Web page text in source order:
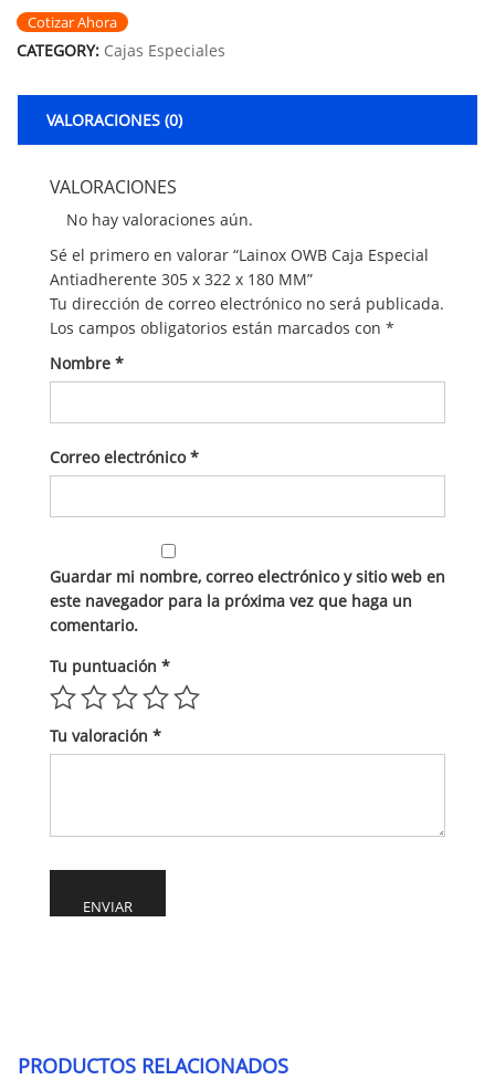
Cotizar Ahora
CATEGORY: Cajas Especiales
VALORACIONES (0)
VALORACIONES
No hay valoraciones aún.
Sé el primero en valorar “Lainox OWB Caja Especial
Antiadherente 305 x 322 x 180 MM”
Tu dirección de correo electrónico no será publicada.
Los campos obligatorios están marcados con *
Nombre *
Correo electrónico*
Guardar mi nombre, correo electrónico y sitio web en
este navegador para la próxima vez que haga un
comentario.
Tu puntuación *
Tu valoración *
PRODUCTOS RELACIONADOS